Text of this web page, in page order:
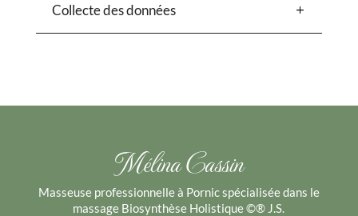
Collecte des données
Mélina Cassin
Masseuse professionnelle à Pornic spécialisée dans le
massage Biosynthèse Holistique ©® J.S.